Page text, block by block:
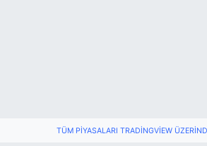
TÜM PIYASALARI TRADINGVIEW